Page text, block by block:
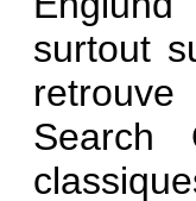
surtout
Search